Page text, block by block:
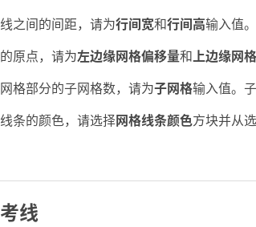
之间的间距，请为行间宽和行间高输入值。
原点，请为左边缘网格偏移量和 上边缘网
格部分的子网格数，请为子网格输入值。
条的颜色，请选择网格线条颜色方块并从
线